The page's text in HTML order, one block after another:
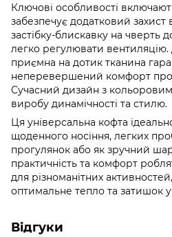
Ключові особливості
забезпечує додатковий захист
застібку-блискавку на чверть
легко регулювати вентиляцію.
приємна на дотик тканина
неперевершений комфорт
Сучасний дизайн з
виробу динамічності та стилю.
Ця універсальна кофта
щоденного носіння, легких
прогулянок або як зручний шар
практичність та комфорт
для різноманітних
оптимальне тепло та затишок
Відгуки